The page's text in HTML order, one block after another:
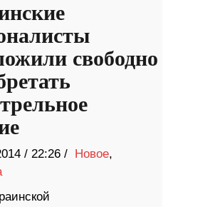
свободно
/ 22:26 / Новое,